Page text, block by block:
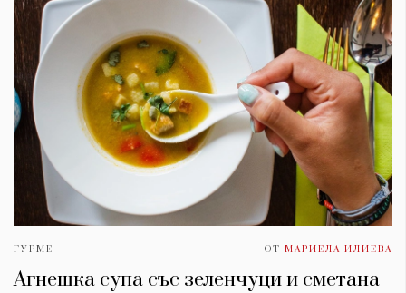
ГУРМЕ ОТ МАРИЕЛА ИЛИЕВА
Агнешка супа със зеленчуци и сметана